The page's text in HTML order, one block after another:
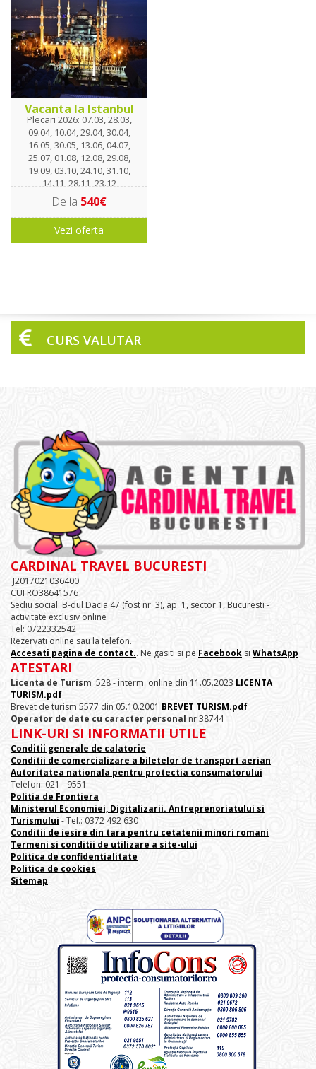
Vacanta la Istanbul
Plecari 2026: 07.03, 28.03,
09.04, 10.04, 29.04, 30.04,
16.05, 30.05, 13.06, 04.07,
25.07, 01.08, 12.08, 29.08,
19.09, 03.10, 24.10, 31.10,
14.11, 28.11, 23.12
De la 540€
Vezi oferta
CURS VALUTAR
CARDINAL TRAVEL BUCURESTI
J2017021036400
CUI RO38641576
Sediu social: B-dul Dacia 47 (fost nr. 3), ap. 1, sector 1, Bucuresti -
activitate exclusiv online
Tel: 0722332542
Rezervati online sau la telefon.
Accesati pagina de contact.. Ne gasiti si pe Facebook si WhatsApp
ATESTARI
Licenta de Turism 528 - interm. online din 11.05.2023 LICENTA
TURISM.pdf
Brevet de turism 5577 din 05.10.2001 BREVET TURISM.pdf
Operator de date cu caracter personal nr 38744
LINK-URI SI INFORMATII UTILE
Conditii generale de calatorie
Conditii de comercializare a biletelor de transport aerian
Autoritatea nationala pentru protectia consumatorului
Telefon: 021 - 9551
Politia de Frontiera
Ministerul Economiei, Digitalizarii. Antreprenoriatului si
Turismului - Tel.: 0372 492 630
Conditii de iesire din tara pentru cetatenii minori romani
Termeni si conditii de utilizare a site-ului
Politica de confidentialitate
Politica de cookies
Sitemap